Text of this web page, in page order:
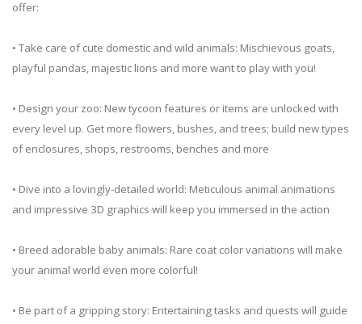
offer:
• Take care of cute domestic and wild animals: Mischievous goats,
playful pandas, majestic lions and more want to play with you!
• Design your zoo: New tycoon features or items are unlocked with
every level up. Get more flowers, bushes, and trees; build new types
of enclosures, shops, restrooms, benches and more
• Dive into a lovingly-detailed world: Meticulous animal animations
and impressive 3D graphics will keep you immersed in the action
• Breed adorable baby animals: Rare coat color variations will make
your animal world even more colorful!
• Be part of a gripping story: Entertaining tasks and quests will guide